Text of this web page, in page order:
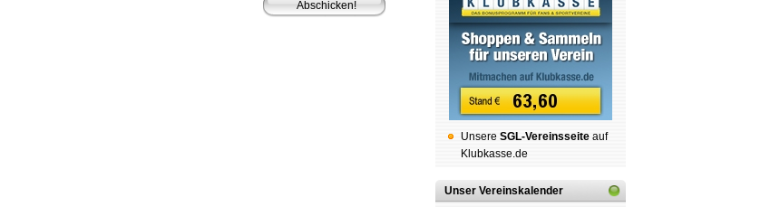
Unsere SGL-Ver­eins­sei­te auf
Klubkasse.de
Unser Vereinskalender